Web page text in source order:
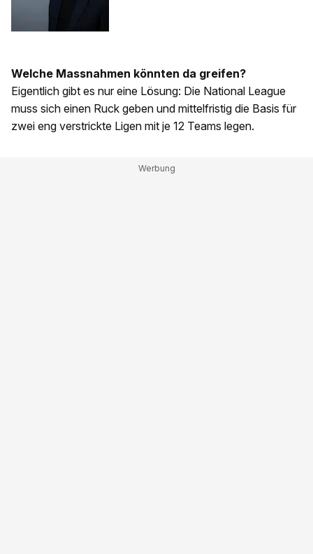
Welche Massnahmen könnten da greifen?
Eigentlich gibt es nur eine Lösung: Die National League
muss sich einen Ruck geben und mittelfristig die Basis für
zwei eng verstrickte Ligen mit je 12 Teams legen.